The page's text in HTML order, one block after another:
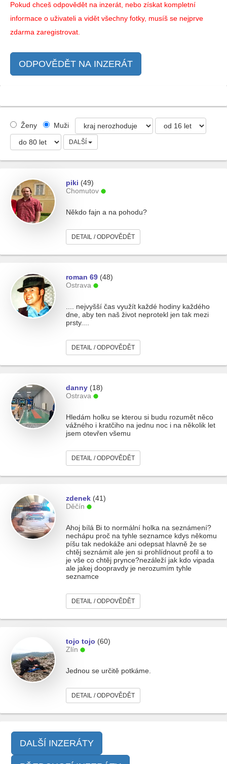
Pokud chceš odpovědět na inzerát, nebo získat kompletní
informace o uživateli a vidět všechny fotky, musíš se nejprve
zdarma zaregistrovat.
ODPOVĚDĚT NA INZERÁT
Ženy Muži
DALŠÍ
piki (49)
Chomutov
Někdo fajn a na pohodu?
DETAIL / ODPOVĚDĚT
roman 69 (48)
Ostrava
.... nejvyšší čas využít každé hodiny každého
dne, aby ten naš život neprotekl jen tak mezi
prsty....
DETAIL / ODPOVĚDĚT
danny (18)
Ostrava
Hledám holku se kterou si budu rozumět něco
vážného i kratčiho na jednu noc i na několik let
jsem otevřen všemu
DETAIL / ODPOVĚDĚT
zdenek (41)
Děčín
Ahoj bílá Bi to normální holka na seznámení?
nechápu proč na tyhle seznamce kdys někomu
píšu tak nedokáže ani odepsat hlavně že se
chtěj seznámit ale jen si prohlídnout profil a to
je vše co chtěj prynce?nezáleží jak kdo vipada
ale jakej doopravdy je nerozumím tyhle
seznamce
DETAIL / ODPOVĚDĚT
tojo tojo (60)
Zlín
Jednou se určitě potkáme.
DETAIL / ODPOVĚDĚT
DALŠÍ INZERÁTY